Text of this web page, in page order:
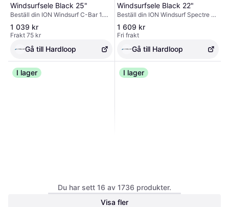
Windsurfsele Black 25"
Beställ din ION Windsurf C-Bar 1.0 -
Windsurfsele Black 25" -utrustning
på Hardloop ✓ Fri frakt & returer ✓
Expertråd
1 039 kr
Frakt 75 kr
Gå till Hardloop
Windsurfsele Black 22"
Beställ din ION Windsurf Spectre 2
- Windsurfsele Black 22" -
utrustning på Hardloop ✓ Fri frakt &
returer ✓ Expertråd
1 609 kr
Fri frakt
Gå till Hardloop
I lager
ION Kite Spectre 2 -
Wingsurfsele Black 22"
I lager
ION Kite Spectre 2 -
Wingsurfsele Black 25"
Beställ din ION Kite Spectre 2 -
Du har sett 16 av 1736 produkter.
Visa fler